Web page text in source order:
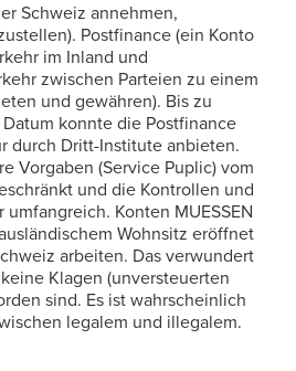
Schweiz annehmen,
Postfinance (ein Konto
im Inland und
zwischen Parteien zu einem
und gewähren). Bis zu
konnte die Postfinance
durch Dritt-Institute anbieten.
Vorgaben (Service Puplic) vom
und die Kontrollen und
Konten MUESSEN
Wohnsitz eröffnet
arbeiten. Das verwundert
Klagen (unversteuerten
sind. Es ist wahrscheinlich
legalem und illegalem.